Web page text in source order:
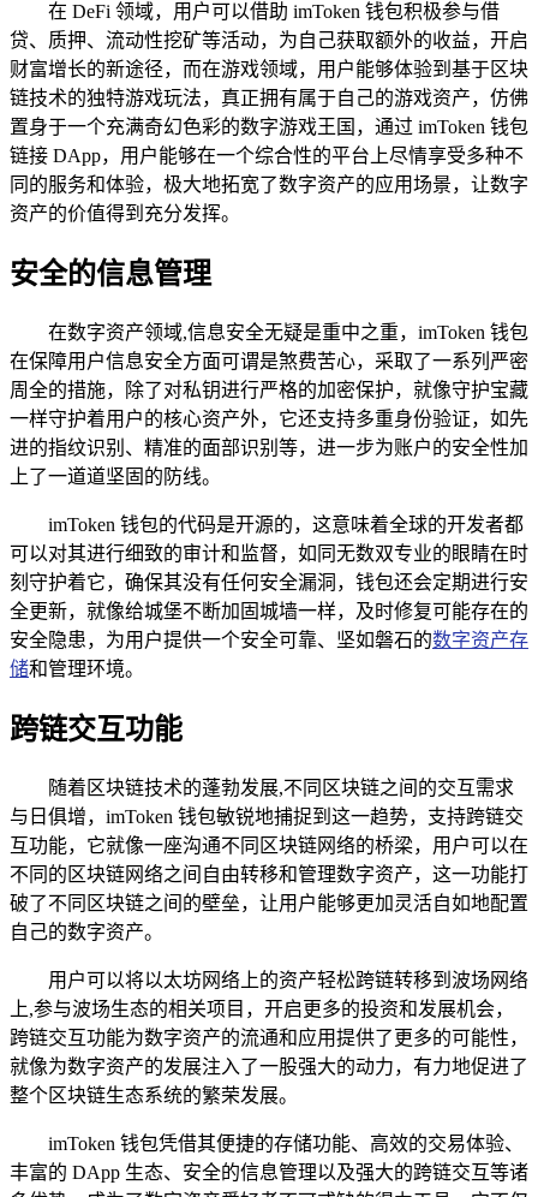
在 DeFi 领域，用户可以借助 imToken 钱包积极参与借
贷、质押、流动性挖矿等活动，为自己获取额外的收益，开启
财富增长的新途径，而在游戏领域，用户能够体验到基于区块
链技术的独特游戏玩法，真正拥有属于自己的游戏资产，仿佛
置身于一个充满奇幻色彩的数字游戏王国，通过 imToken 钱包
链接 DApp，用户能够在一个综合性的平台上尽情享受多种不
同的服务和体验，极大地拓宽了数字资产的应用场景，让数字
资产的价值得到充分发挥。
安全的信息管理
在数字资产领域,信息安全无疑是重中之重，imToken 钱包
在保障用户信息安全方面可谓是煞费苦心，采取了一系列严密
周全的措施，除了对私钥进行严格的加密保护，就像守护宝藏
一样守护着用户的核心资产外，它还支持多重身份验证，如先
进的指纹识别、精准的面部识别等，进一步为账户的安全性加
上了一道道坚固的防线。
imToken 钱包的代码是开源的，这意味着全球的开发者都
可以对其进行细致的审计和监督，如同无数双专业的眼睛在时
刻守护着它，确保其没有任何安全漏洞，钱包还会定期进行安
全更新，就像给城堡不断加固城墙一样，及时修复可能存在的
安全隐患，为用户提供一个安全可靠、坚如磐石的数字资产存
储和管理环境。
跨链交互功能
随着区块链技术的蓬勃发展,不同区块链之间的交互需求
与日俱增，imToken 钱包敏锐地捕捉到这一趋势，支持跨链交
互功能，它就像一座沟通不同区块链网络的桥梁，用户可以在
不同的区块链网络之间自由转移和管理数字资产，这一功能打
破了不同区块链之间的壁垒，让用户能够更加灵活自如地配置
自己的数字资产。
用户可以将以太坊网络上的资产轻松跨链转移到波场网络
上,参与波场生态的相关项目，开启更多的投资和发展机会，
跨链交互功能为数字资产的流通和应用提供了更多的可能性，
就像为数字资产的发展注入了一股强大的动力，有力地促进了
整个区块链生态系统的繁荣发展。
imToken 钱包凭借其便捷的存储功能、高效的交易体验、
丰富的 DApp 生态、安全的信息管理以及强大的跨链交互等诸